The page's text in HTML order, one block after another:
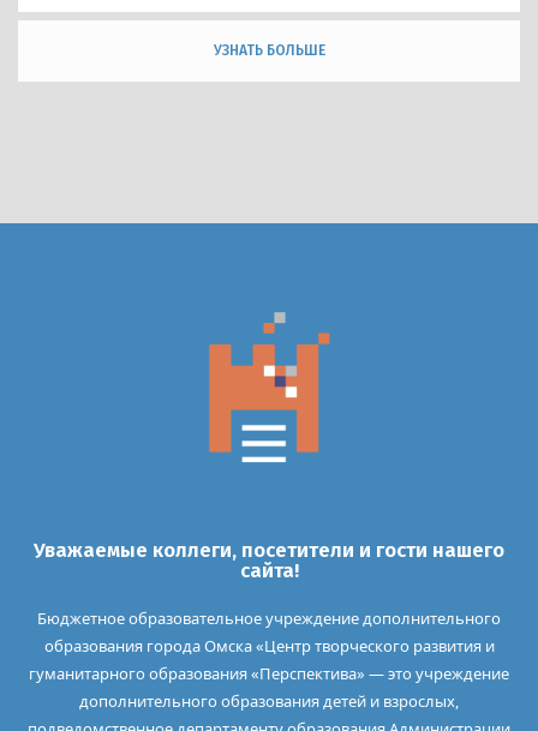
УЗНАТЬ БОЛЬШЕ
Уважаемые коллеги, посетители и гости нашего
сайта!
Бюджетное образовательное учреждение дополнительного
образования города Омска «Центр творческого развития и
гуманитарного образования «Перспектива» — это учреждение
дополнительного образования детей и взрослых,